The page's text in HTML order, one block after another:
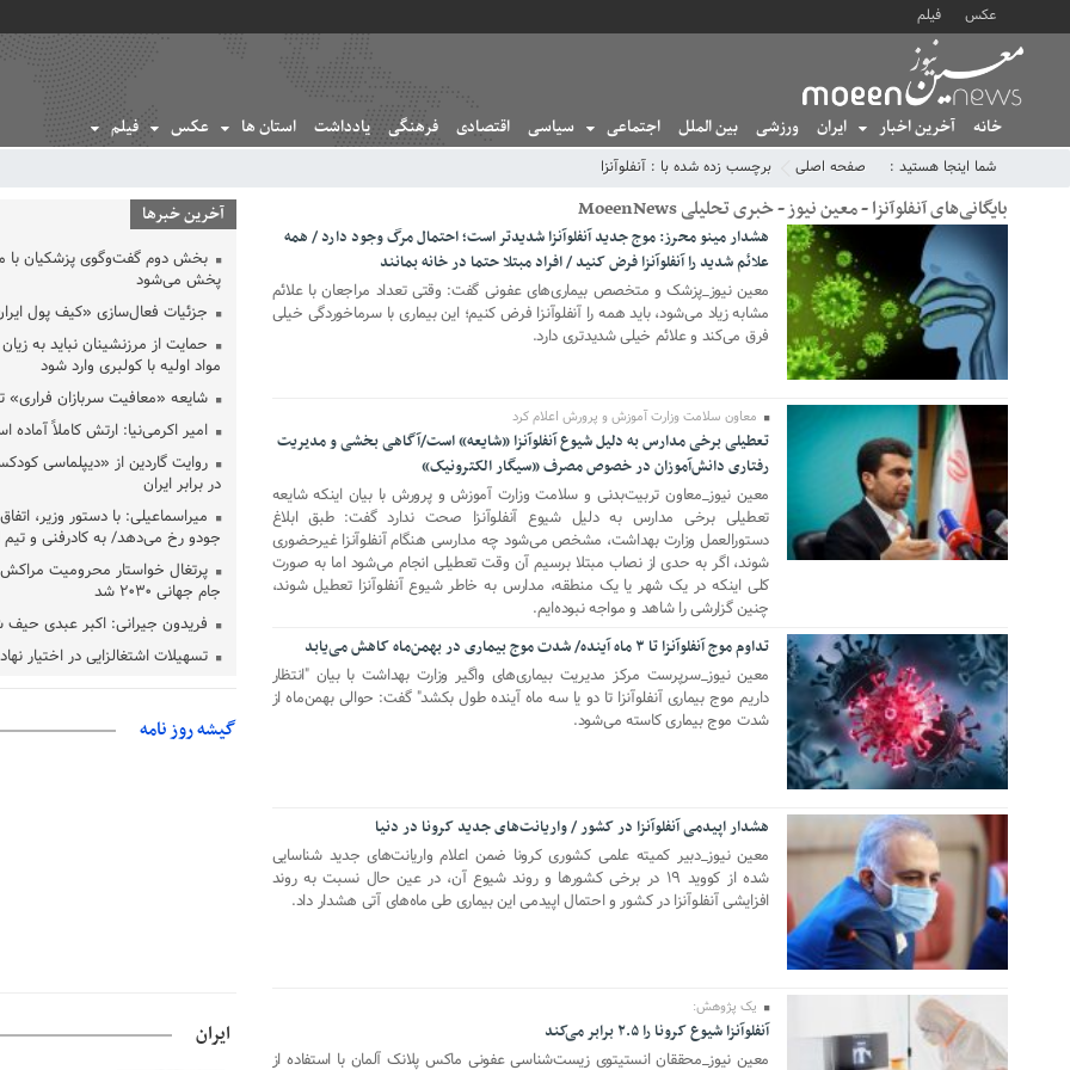
عکس فیلم
خانه آخرین اخبار ایران ورزشی بین الملل اجتماعی سیاسی اقتصادی فرهنگی یادداشت استان ها عکس فیلم
شما اینجا هستید : صفحه اصلی برچسب زده شده با : آنفلوآنزا
بایگانی‌های آنفلوآنزا - معین نیوز - خبری تحلیلی MoeenNews
07 دسامبر 2025
هشدار مینو محرز: موج جدید آنفلوآنزا شدیدتر است؛ احتمال مرگ وجود دارد / همه
علائم شدید را آنفلوآنزا فرض کنید / افراد مبتلا حتما در خانه بمانند
معین نیوز_پزشک و متخصص بیماری‌های عفونی گفت: وقتی تعداد مراجعان با علائم
مشابه زیاد می‌شود، باید همه را آنفلوآنزا فرض کنیم؛ این بیماری با سرماخوردگی خیلی
فرق می‌کند و علائم خیلی شدیدتری دارد.
معاون سلامت وزارت آموزش و پرورش اعلام کرد
تعطیلی برخی مدارس به دلیل شیوع آنفلوآنزا «شایعه» است/آگاهی بخشی و مدیریت
رفتاری دانش‌آموزان در خصوص مصرف «سیگار الکترونیک»
معین نیوز_معاون تربیت‌بدنی و سلامت وزارت آموزش و پرورش با بیان اینکه شایعه
تعطیلی برخی مدارس به دلیل شیوع آنفلوآنزا صحت ندارد گفت: طبق ابلاغ
دستورالعمل وزارت بهداشت، مشخص می‌شود چه مدارسی هنگام آنفلوآنزا غیرحضوری
شوند، اگر به حدی از نصاب مبتلا برسیم آن وقت تعطیلی انجام می‌شود اما به صورت
کلی اینکه در یک شهر یا یک منطقه‌، مدارس به خاطر شیوع آنفلوآنزا تعطیل شوند،
چنین گزارشی را شاهد و مواجه نبوده‌ایم.
10 نوامبر 2022
تداوم موج آنفلوآنزا تا ۳ ماه آینده/ شدت موج بیماری در بهمن‌ماه کاهش می‌یابد
معین نیوز_سرپرست مرکز مدیریت بیماری‌های واگیر وزارت بهداشت با بیان "انتظار
داریم موج بیماری آنفلوآنزا تا دو یا سه ماه آینده طول بکشد" گفت:‌ حوالی بهمن‌ماه از
شدت موج بیماری کاسته می‌شود.
19 اکتبر 2022
هشدار اپیدمی آنفلوآنزا در کشور / واریانت‌های جدید کرونا در دنیا
معین نیوز_دبیر کمیته علمی کشوری کرونا ضمن اعلام واریانت‌های جدید شناسایی
شده از کووید ۱۹ در برخی کشورها و روند شیوع آن، در عین حال نسبت به روند
افزایشی آنفلوآنزا در کشور و احتمال اپیدمی این بیماری طی ماه‌های آتی هشدار داد.
16 سپتامبر 2020
یک پژوهش:
آنفلوآنزا شیوع کرونا را ۲.۵ برابر می‌کند
معین نیوز_محققان انستیتوی زیست‌شناسی عفونی ماکس پلانک آلمان با استفاده از
آخرین خبرها
بخش دوم گفت‌وگوی پزشکیان با
پخش می‌شود
جزئیات فعال‌سازی «کیف پول
حمایت از مرزنشینان نباید به
مواد اولیه با کولبری وارد شود
شایعه «معافیت سربازان
امیر اکرمی‌نیا: ارتش کاملاً آماده
روایت گاردین از «دیپلماسی
در برابر ایران
میراسماعیلی: با دستور وزیر،
جودو رخ می‌دهد/ به کادرفنی و تیم
پرتغال خواستار محرومیت مراکش
جام جهانی ۲۰۳۰ شد
فریدون جیرانی: اکبر عبدی
تسهیلات اشتغالزایی در اختیار
فدراسیون فوتبال با حضور
دفتر رهبر انقلاب: مطالب خارج
گیشه روز نامه
ایران